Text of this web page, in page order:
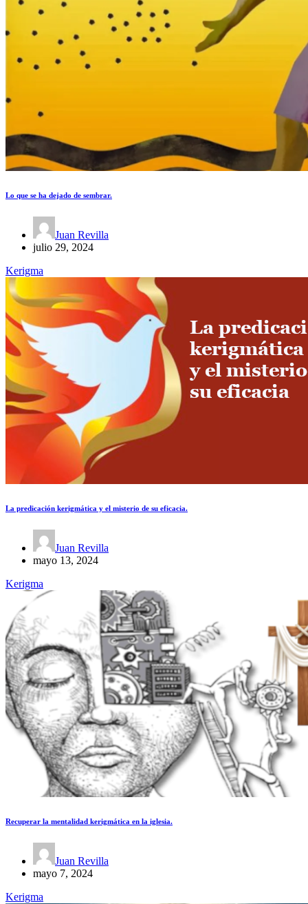
Lo que se ha dejado de sembrar.
Juan Revilla
julio 29, 2024
Kerigma
La predicación kerigmática y el misterio de su eficacia.
Juan Revilla
mayo 13, 2024
Kerigma
Recuperar la mentalidad kerigmática en la iglesia.
Juan Revilla
mayo 7, 2024
Kerigma